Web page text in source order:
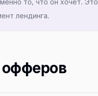
лендинга.